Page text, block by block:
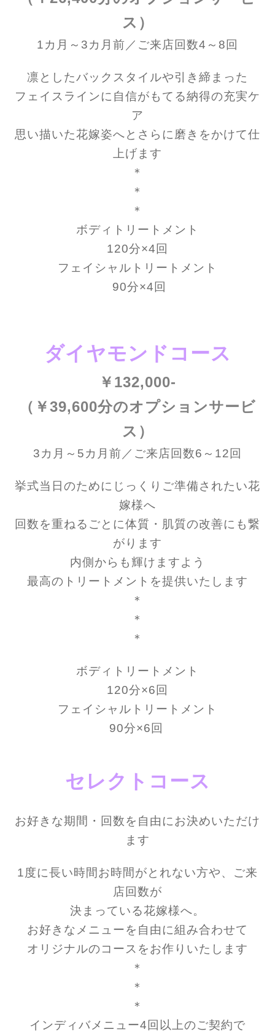
ス）
1カ月～3カ月前／ご来店回数4～8回
凛としたバックスタイルや引き締まった
フェイスラインに自信がもてる納得の充実ケ
ア
思い描いた花嫁姿へとさらに磨きをかけて仕
上げます
＊
＊
＊
ボディトリートメント
120分×4回
フェイシャルトリートメント
90分×4回
ダイヤモンドコース
￥132,000-
（￥39,600分のオプションサービ
ス）
3カ月～5カ月前／ご来店回数6～12回
挙式当日のためにじっくりご準備されたい花
嫁様へ
回数を重ねるごとに体質・肌質の改善にも繋
がります
内側からも輝けますよう
最高のトリートメントを提供いたします
＊
＊
＊
ボディトリートメント
120分×6回
フェイシャルトリートメント
90分×6回
セレクトコース
お好きな期間・回数を自由にお決めいただけ
ます
1度に長い時間お時間がとれない方や、ご来
店回数が
決まっている花嫁様へ。
お好きなメニューを自由に組み合わせて
オリジナルのコースをお作りいたします
＊
＊
＊
インディバメニュー4回以上のご契約で